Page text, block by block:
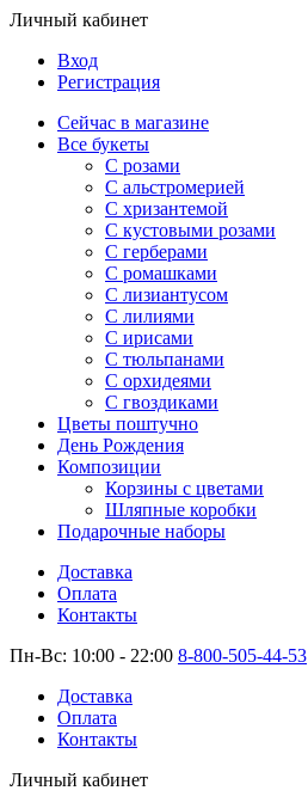
Личный кабинет
Вход
Регистрация
Сейчас в магазине
Все букеты
C розами
С альстромерией
С хризантемой
С кустовыми розами
С герберами
С ромашками
С лизиантусом
С лилиями
С ирисами
С тюльпанами
С орхидеями
С гвоздиками
Цветы поштучно
День Рождения
Композиции
Корзины с цветами
Шляпные коробки
Подарочные наборы
Доставка
Оплата
Контакты
Пн-Вс: 10:00 - 22:00 8-800-505-44-53
Доставка
Оплата
Контакты
Личный кабинет